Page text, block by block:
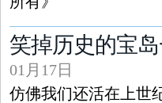
笑掉历史的宝
01月17日
仿佛我们还活在上世